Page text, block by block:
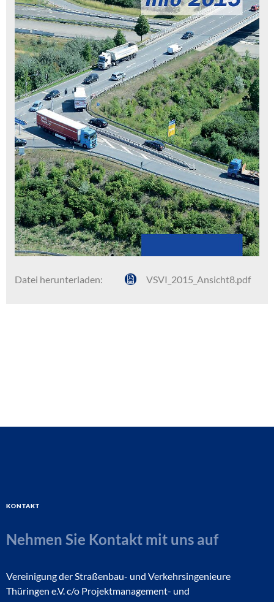
Datei herunterladen: VSVI_2015_Ansicht8.pdf
Kontakt
Nehmen Sie Kontakt mit uns auf
Vereinigung der Straßenbau- und Verkehrsingenieure
Thüringen e.V. c/o Projektmanagement- und